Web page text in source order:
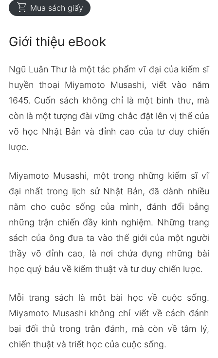
shopping_cart Mua sách giấy
Giới thiệu eBook
Ngũ Luân Thư là một tác phẩm vĩ đại của kiếm sĩ
huyền thoại Miyamoto Musashi, viết vào năm
1645. Cuốn sách không chỉ là một binh thư, mà
còn là một tượng đài vững chắc đặt lên vị thế của
võ học Nhật Bản và đỉnh cao của tư duy chiến
lược.
Miyamoto Musashi, một trong những kiếm sĩ vĩ
đại nhất trong lịch sử Nhật Bản, đã dành nhiều
năm cho cuộc sống của mình, đánh đổi bằng
những trận chiến đầy kinh nghiệm. Những trang
sách của ông đưa ta vào thế giới của một người
thầy võ đỉnh cao, là nơi chứa đựng những bài
học quý báu về kiếm thuật và tư duy chiến lược.
Mỗi trang sách là một bài học về cuộc sống.
Miyamoto Musashi không chỉ viết về cách đánh
bại đối thủ trong trận đánh, mà còn về tâm lý,
chiến thuật và triết học của cuộc sống.